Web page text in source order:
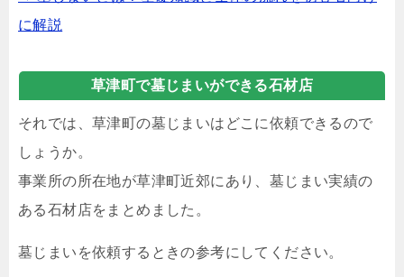
に解説
草津町で墓じまいができる石材店
それでは、草津町の墓じまいはどこに依頼できるので
しょうか。
事業所の所在地が草津町近郊にあり、墓じまい実績の
ある石材店をまとめました。
墓じまいを依頼するときの参考にしてください。